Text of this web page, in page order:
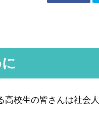
高校生の皆さんは社会